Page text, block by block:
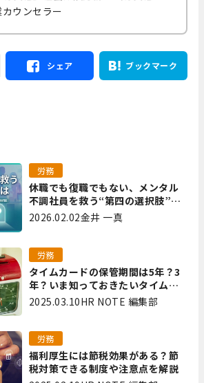
ウンセラー
シェア ブックマーク
休職でも復職でもない、メンタル
不調社員を救う“第四の選択肢”と
は｜全国障害年金パートナーズ 宮
労務
2026.02.02金井 一真
タイムカードの保管期間は5年？3
年？いま知っておきたいタイムカ
ード保管方法
労務
2025.03.10HR NOTE 編集部
福利厚生には節税効果がある？節
税対策できる制度や注意点を解説
労務